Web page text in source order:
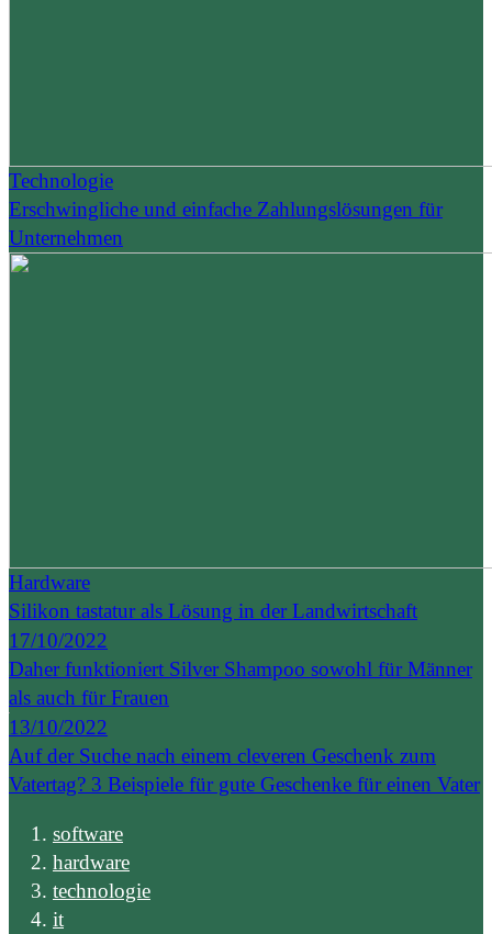
Technologie
Erschwingliche und einfache Zahlungslösungen für
Unternehmen
Hardware
Silikon tastatur als Lösung in der Landwirtschaft
17/10/2022
Daher funktioniert Silver Shampoo sowohl für Männer
als auch für Frauen
13/10/2022
Auf der Suche nach einem cleveren Geschenk zum
Vatertag? 3 Beispiele für gute Geschenke für einen Vater
software
hardware
technologie
it